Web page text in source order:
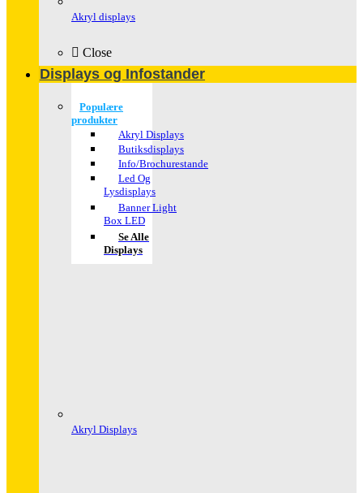
Akryl displays
Close
Displays og Infostander
Populære
produkter
Akryl Displays
Butiksdisplays
Info/Brochurestande
Led Og
Lysdisplays
Banner Light
Box LED
Se Alle
Displays
Akryl Displays